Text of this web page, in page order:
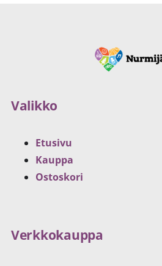
Valikko
Etusivu
Kauppa
Ostoskori
Verkkokauppa